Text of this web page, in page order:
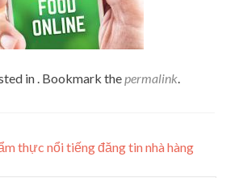
in . Bookmark thepermalink.
thực nổi tiếng đăng tin nhà hàng